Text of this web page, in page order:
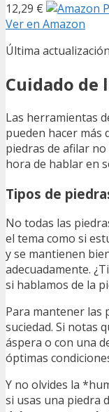
12,29 €
Ver en Amazon
Última
Cuidado de
Las herramientas
pueden hacer más
piedras de afilar
hora de hablar en
Tipos de
No todas las
el tema como si
y se mantienen
adecuadamente.
si hablamos de la
Para mantener las
suciedad. Si notas
áspera o con una
óptimas
Y no olvides la
si usas una piedra